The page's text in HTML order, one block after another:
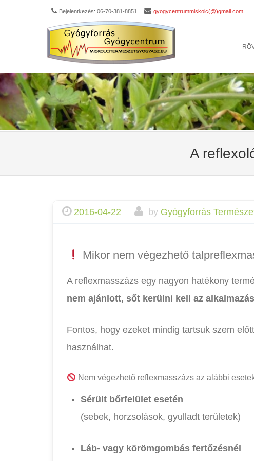
Bejelentkezés: 06-70-381-8851 gyogycentrummiskolc(@)gmail.com
SKIP TO
A
2016-04-22 by Gyógyforrás
Mikor nem végezhető
A reflexmasszázs egy nagyon hatékony
nem ajánlott, sőt kerülni kell az
Fontos, hogy ezeket mindig tartsuk szem
használhat.
Nem végezhető reflexmasszázs az alábbi
Sérült bőrfelület esetén
(sebek, horzsolások, gyulladt területek)
Láb- vagy körömgombás fertőzésnél